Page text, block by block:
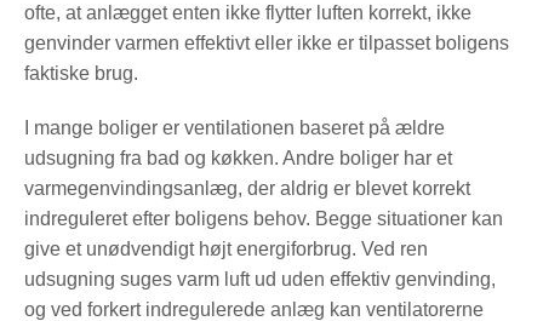
ofte, at anlægget enten ikke flytter luften korrekt, ikke
genvinder varmen effektivt eller ikke er tilpasset boligens
faktiske brug.
I mange boliger er ventilationen baseret på ældre
udsugning fra bad og køkken. Andre boliger har et
varmegenvindingsanlæg, der aldrig er blevet korrekt
indreguleret efter boligens behov. Begge situationer kan
give et unødvendigt højt energiforbrug. Ved ren
udsugning suges varm luft ud uden effektiv genvinding,
og ved forkert indregulerede anlæg kan ventilatorerne